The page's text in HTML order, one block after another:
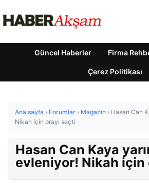
Güncel Haberler Firma
Çerez Politikası
Ana sayfa › Forumlar › Magazin › Hasan Can
Nikah için orayı seçti
Hasan Can Kaya
evleniyor! Nikah için